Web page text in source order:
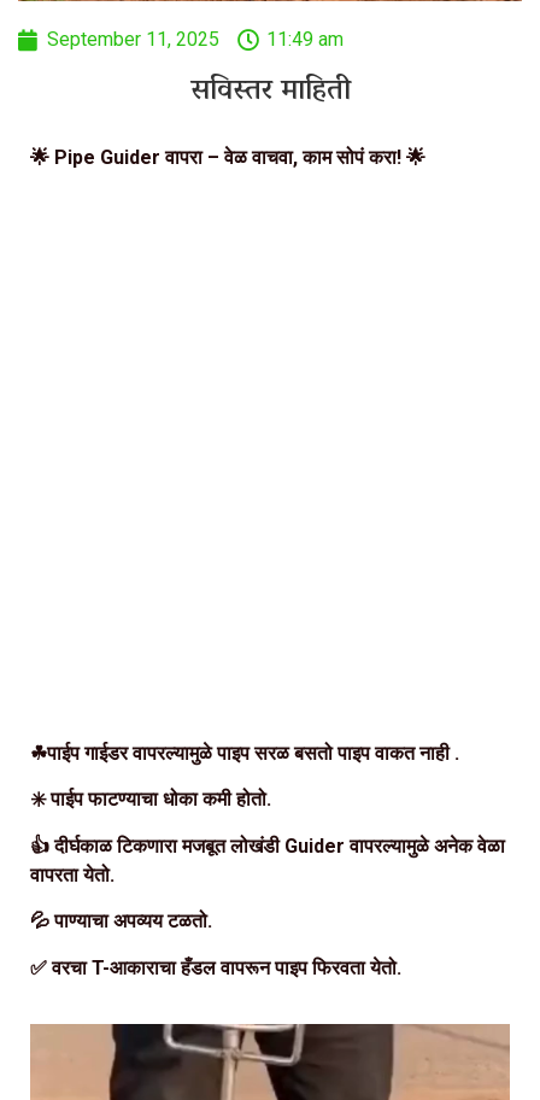
September 11, 2025 11:49 am
सविस्तर माहिती
🌟 Pipe Guider वापरा – वेळ वाचवा, काम सोपं करा! 🌟
☘पाईप गाईडर वापरल्यामुळे पाइप सरळ बसतो पाइप वाकत नाही .
✳️ पाईप फाटण्याचा धोका कमी होतो.
👍 दीर्घकाळ टिकणारा मजबूत लोखंडी Guider वापरल्यामुळे अनेक वेळा
वापरता येतो.
💦 पाण्याचा अपव्यय टळतो.
✅ वरचा T-आकाराचा हँडल वापरून पाइप फिरवता येतो.